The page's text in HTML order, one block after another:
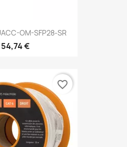
OM-SFP28-SR
54,74 €
favorite_border